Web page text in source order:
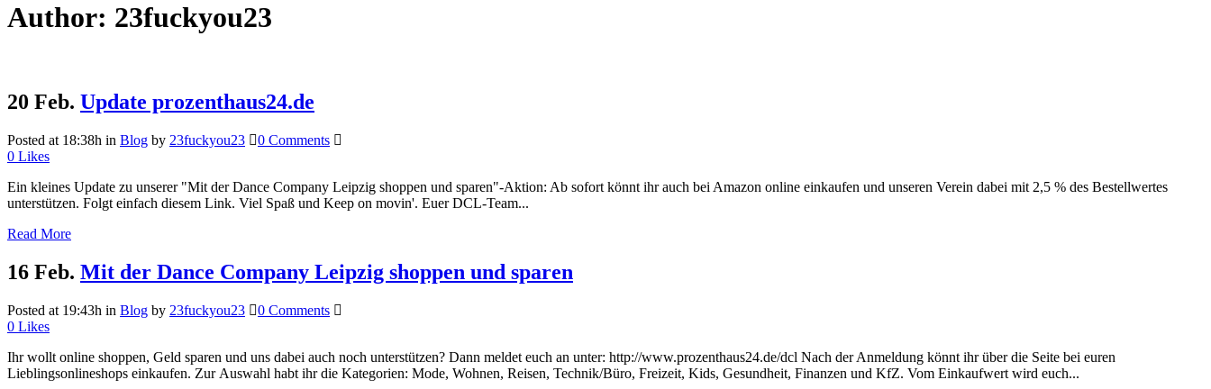
Author: 23fuckyou23
20 Feb. Update prozenthaus24.de
Posted at 18:38h in Blog by 23fuckyou23
0 Comments
0 Likes
Ein kleines Update zu unserer "Mit der Dance Company Leipzig shoppen und sparen"-Aktion: Ab sofort könnt ihr auch bei Amazon online einkaufen und unseren Verein dabei mit 2,5 % des Bestellwertes
unterstützen. Folgt einfach diesem Link. Viel Spaß und Keep on movin'. Euer DCL-Team...
Read More
16 Feb. Mit der Dance Company Leipzig shoppen und sparen
Posted at 19:43h in Blog by 23fuckyou23
0 Comments
0 Likes
Ihr wollt online shoppen, Geld sparen und uns dabei auch noch unterstützen? Dann meldet euch an unter: http://www.prozenthaus24.de/dcl Nach der Anmeldung könnt ihr über die Seite bei euren
Lieblingsonlineshops einkaufen. Zur Auswahl habt ihr die Kategorien: Mode, Wohnen, Reisen, Technik/Büro, Freizeit, Kids, Gesundheit, Finanzen und KfZ. Vom Einkaufwert wird euch...